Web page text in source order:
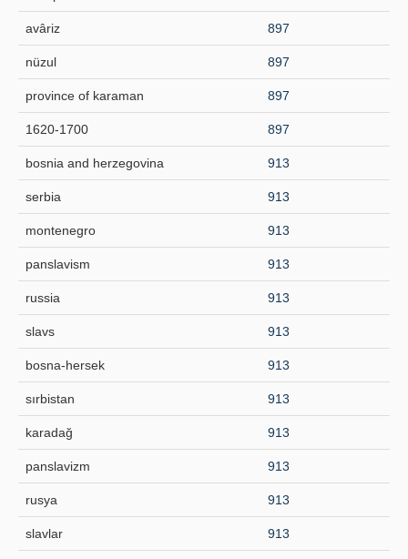
avâriz 897
nüzul 897
province of karaman 897
1620-1700 897
bosnia and herzegovina 913
serbia 913
montenegro 913
panslavism 913
russia 913
slavs 913
bosna-hersek 913
sırbistan 913
karadağ 913
panslavizm 913
rusya 913
slavlar 913